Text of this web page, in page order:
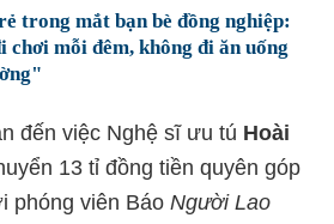
trong mắt bạn bè đồng nghiệp:
chơi mỗi đêm, không đi ăn uống
đến việc Nghệ sĩ ưu tú Hoài
13 tỉ đồng tiền quyên góp
phóng viên Báo Người Lao